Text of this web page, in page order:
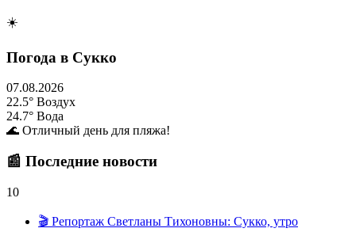
☀️
Погода в Сукко
07.08.2026
22.5° Воздух
24.7° Вода
🌊 Отличный день для пляжа!
📰 Последние новости
10
🎬 Репортаж Светланы Тихоновны: Сукко, утро